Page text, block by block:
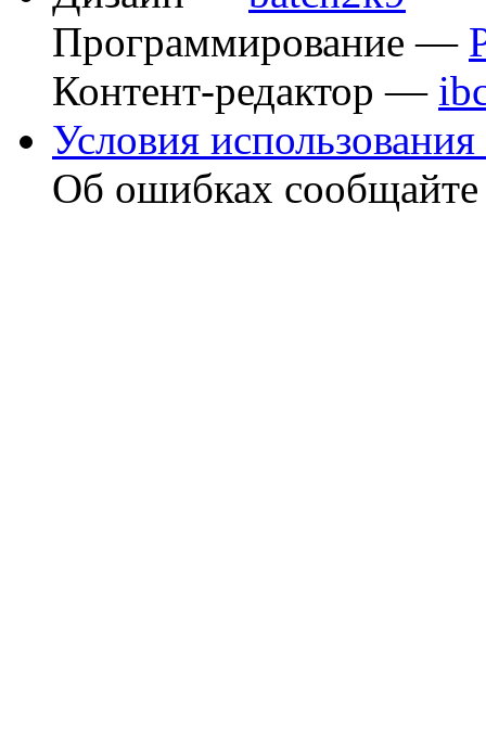
Программирование —
Контент-редактор —
Условия использования
Об ошибках